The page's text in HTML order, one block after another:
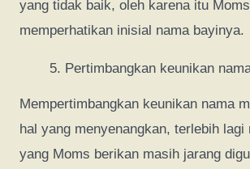
yang tidak baik, oleh karena itu
memperhatikan inisial nama bayinya.
Pertimbangkan keunikan
Mempertimbangkan keunikan nama
hal yang menyenangkan, terlebih lagi
yang Moms berikan masih jarang